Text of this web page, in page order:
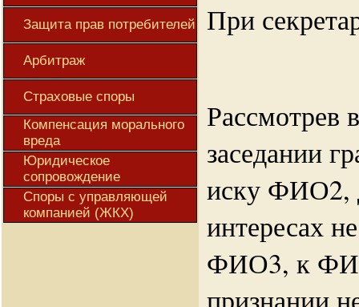
Защита прав потребителей
Арбитраж
Страховые споры
Компенсация морального
вреда
Юридическое
сопровождение
Споры с управляющей
компанией (ЖКХ)
При
Рассмотрев
заседании
иску ФИО2,
интересах
ФИО3, к